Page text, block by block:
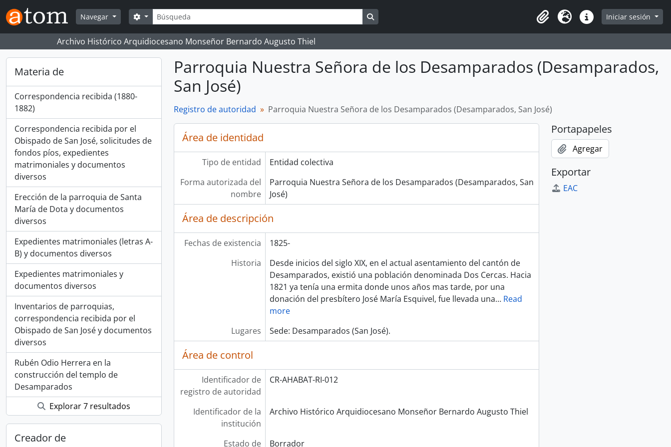
Skip to main content
Navegar
Búsqueda
Search options
Portapapeles
Idioma Enlaces rápidos
Iniciar sesión
Archivo Histórico Arquidiocesano Monseñor Bernardo Augusto Thiel
Materia de
Correspondencia recibida (1880-
1882)
Correspondencia recibida por el
Obispado de San José, solicitudes de
fondos píos, expedientes
matrimoniales y documentos
diversos
Erección de la parroquia de Santa
María de Dota y documentos
diversos
Expedientes matrimoniales (letras A-
B) y documentos diversos
Expedientes matrimoniales y
documentos diversos
Inventarios de parroquias,
correspondencia recibida por el
Obispado de San José y documentos
diversos
Rubén Odio Herrera en la
construcción del templo de
Desamparados
Explorar 7 resultados
Creador de
Parroquia Nuestra Señora de los Desamparados (Desamparados,
San José)
Registro de autoridad Parroquia Nuestra Señora de los Desamparados (Desamparados, San José)
Área de identidad
Tipo de entidad
Entidad colectiva
Forma autorizada del
nombre
Parroquia Nuestra Señora de los Desamparados (Desamparados, San
José)
Área de descripción
Fechas de existencia
1825-
Historia
Desde inicios del siglo XIX, en el actual asentamiento del cantón de
Desamparados, existió una población denominada Dos Cercas. Hacia
1821 ya tenía una ermita donde unos años mas tarde, por una
donación del presbítero José María Esquivel, fue llevada una… Read
more
Lugares
Sede: Desamparados (San José).
Área de control
Identificador de
registro de autoridad
CR-AHABAT-RI-012
Identificador de la
institución
Archivo Histórico Arquidiocesano Monseñor Bernardo Augusto Thiel
Estado de Borrador
Portapapeles
Agregar
Exportar
EAC